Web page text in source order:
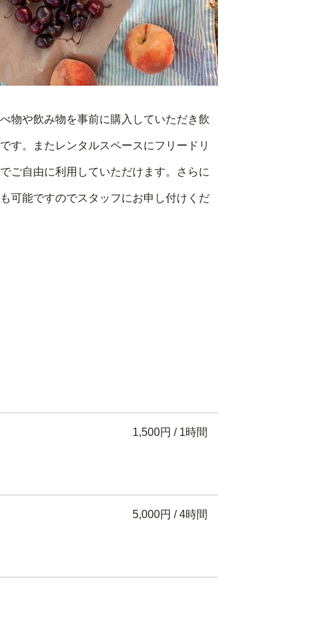
物や飲み物を事前に購入していただき飲
す。またレンタルスペースにフリードリ
ご自由に利用していただけます。さらに
可能ですのでスタッフにお申し付けくだ
1,500円 / 1時間
5,000円 / 4時間